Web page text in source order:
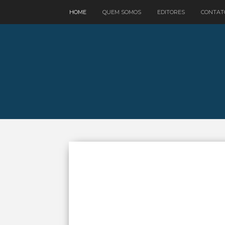
HOME QUEM SOMOS EDITORES